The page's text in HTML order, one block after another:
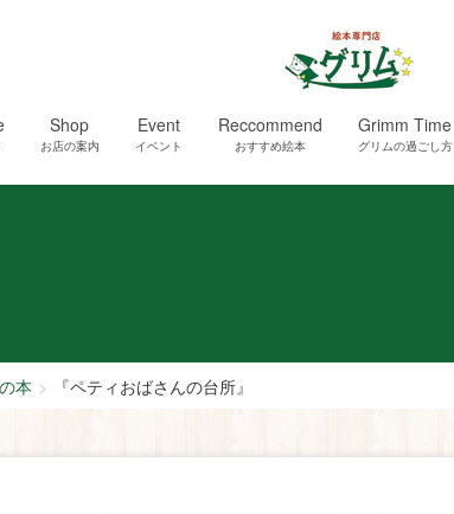
Shop
お店の案内
Event
イベント
Reccommend
おすすめ絵本
Grimm Time
グリムの過ごし方
本 『ペティおばさんの台所』